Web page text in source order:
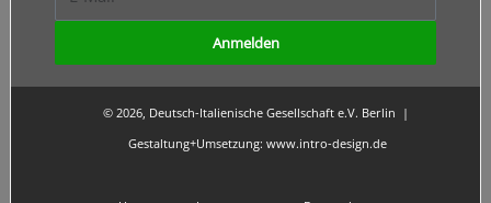
Mail
Anmelden
© 2026, Deutsch-Italienische Gesellschaft e.V. Berlin |
Gestaltung+Umsetzung: www.intro-design.de